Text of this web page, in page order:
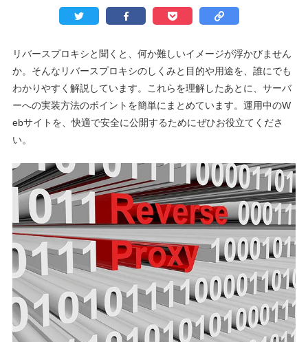
リバースプロキシと聞くと、何か難しいイメージが浮かびません
か。そんなリバースプロキシのしくみと目的や用途を、誰にでも
わかりやすく解説しています。これらを理解したあとに、サーバ
ーへの実装方法のポイントを簡単にまとめています。運用中のW
ebサイトを、快適で安全に公開するためにぜひお役立てくださ
い。